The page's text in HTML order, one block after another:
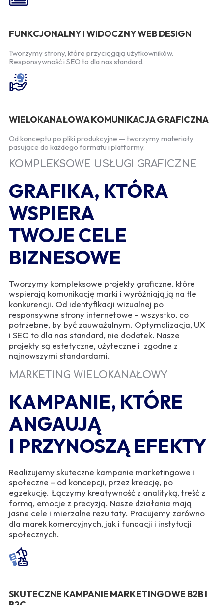
FUNKCJONALNY I WIDOCZNY WEB DESIGN
Tworzymy strony, które przyciągają użytkowników.
Responsywność i SEO to dla nas standard.
WIELOKANAŁOWA KOMUNIKACJA GRAFICZNA
Od konceptu po pliki produkcyjne — tworzymy materiały
pasujące do każdego formatu i platformy.
KOMPLEKSOWE USŁUGI GRAFICZNE
GRAFIKA, KTÓRA
WSPIERA
TWOJE CELE
BIZNESOWE
Tworzymy kompleksowe projekty graficzne, które
wspierają komunikację marki i wyróżniają ją na tle
konkurencji. Od identyfikacji wizualnej po
responsywne strony internetowe – wszystko, co
potrzebne, by być zauważalnym. Optymalizacja, UX
i SEO to dla nas standard, nie dodatek. Nasze
projekty są estetyczne, użyteczne i zgodne z
najnowszymi standardami.
MARKETING WIELOKANAŁOWY
KAMPANIE, KTÓRE
ANGAUJĄ
I PRZYNOSZĄ EFEKTY
Realizujemy skuteczne kampanie marketingowe i
społeczne – od koncepcji, przez kreację, po
egzekucję. Łączymy kreatywność z analityką, treść z
formą, emocje z precyzją. Nasze działania mają
jasne cele i mierzalne rezultaty. Pracujemy zarówno
dla marek komercyjnych, jak i fundacji i instytucji
społecznych.
SKUTECZNE KAMPANIE MARKETINGOWE B2B I